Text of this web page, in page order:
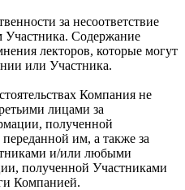
за несоответствие
Участника. Содержание
лекторов, которые могут
или Участника.
Компания не
лицами за
полученной
им, а также за
и/или любыми
полученной Участниками
Компанией.